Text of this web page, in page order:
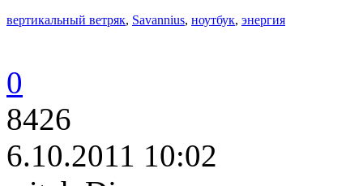
вертикальный ветряк, Savannius, ноутбук, энергия
0
8426
6.10.2011 10:02